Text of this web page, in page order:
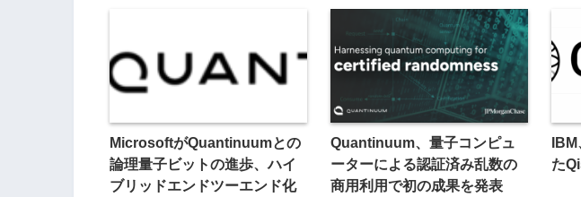
MicrosoftがQuantinuumとの
論理量子ビットの進歩、ハイ
ブリッドエンドツーエンド化
Quantinuum、量子コンピュ
ーターによる認証済み乱数の
商用利用で初の成果を発表
IBM
た